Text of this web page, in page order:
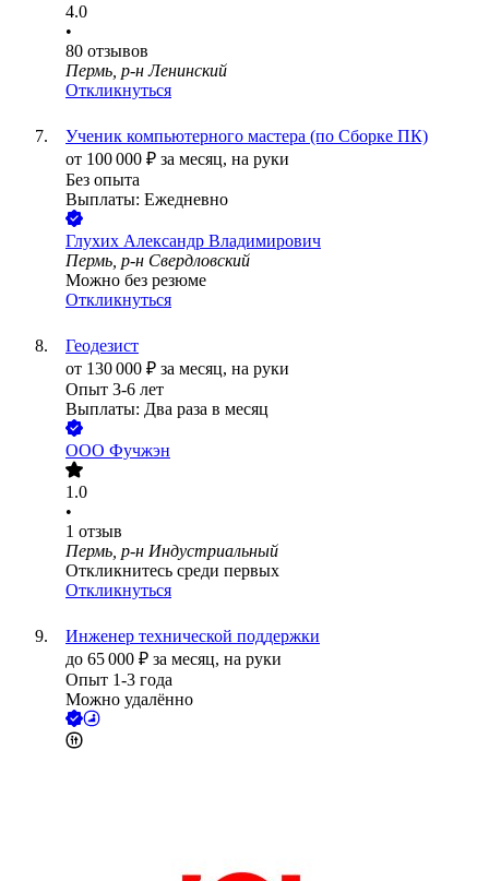
4.0
•
80 отзывов
Пермь, р-н Ленинский
Откликнуться
Ученик компьютерного мастера (по Сборке ПК)
от 100 000 ₽ за месяц, на руки
Без опыта
Выплаты: Ежедневно
Глухих Александр Владимирович
Пермь, р-н Свердловский
Можно без резюме
Откликнуться
Геодезист
от 130 000 ₽ за месяц, на руки
Опыт 3-6 лет
Выплаты: Два раза в месяц
ООО Фучжэн
1.0
•
1 отзыв
Пермь, р-н Индустриальный
Откликнитесь среди первых
Откликнуться
Инженер технической поддержки
до 65 000 ₽ за месяц, на руки
Опыт 1-3 года
Можно удалённо